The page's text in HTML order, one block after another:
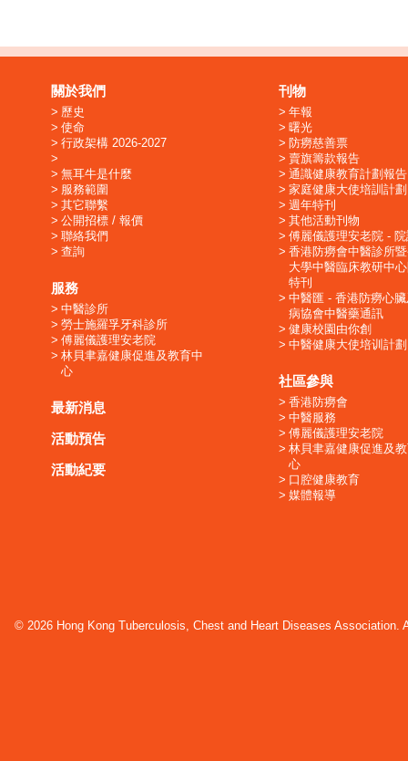
關於我們
歷史
使命
行政架構 2026-2027
無耳牛是什麼
服務範圍
其它聯繫
公開招標 / 報價
聯絡我們
查詢
服務
中醫診所
勞士施羅孚牙科診所
傅麗儀護理安老院
林貝聿嘉健康促進及教育中
心
最新消息
活動預告
活動紀要
刊物
年報
曙光
防癆慈善票
賣旗籌款報告
通識健康教育計劃報告
家庭健康大使培訓計劃
週年特刊
其他活動刊物
傅麗儀護理安老院 -
香港防癆會中醫診所
大學中醫臨床教研中
特刊
中醫匯 - 香港防癆心
病協會中醫藥通訊
健康校園由你創
中醫健康大使培训計劃
社區參與
香港防癆會
中醫服務
傅麗儀護理安老院
林貝聿嘉健康促進及
心
口腔健康教育
媒體報導
© 2026 Hong Kong Tuberculosis, Chest and Heart Diseases Association.